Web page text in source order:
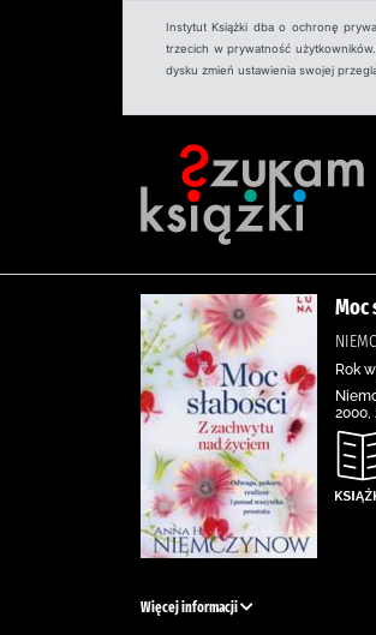
Instytut Książki dba o ochronę
trzecich w prywatność
dysku zmień ustawienia swojej
Moc
Rok
2000,
Więcej informacji